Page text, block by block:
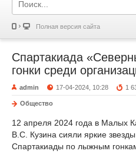
Полная версия сайта
Спартакиада
гонки среди
admin 17-04-2024, 10:28 1
Общество
12 апреля 2024 года в Малых
В.С. Кузина сияли яркие
Спартакиады по лыжным